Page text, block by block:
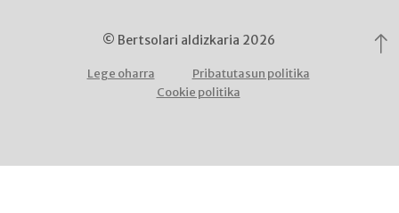
© Bertsolari aldizkaria 2026
Lege oharra
Pribatutasun politika
Cookie politika